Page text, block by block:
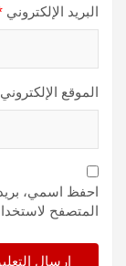
البريد الإلكتروني
الموقع الإلكتروني
احفظ اسمي،
المتصفح